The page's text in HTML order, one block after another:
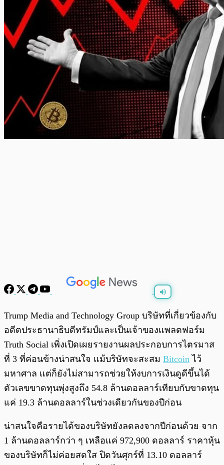
0:00 0:00
Trump Media and Technology Group บริษัทที่เกี่ยวข้องกับ
อดีตประธานาธิบดีทรัมป์และเป็นเจ้าของแพลตฟอร์ม
Truth Social เพิ่งเปิดเผยรายงานผลประกอบการไตรมาส
ที่ 3 ที่ค่อนข้างน่าสนใจ แม้บริษัทจะสะสม Bitcoin ไว้
มหาศาล แต่ก็ยังไม่สามารถช่วยให้งบการเงินดูดีขึ้นได้
ตัวเลขขาดทุนพุ่งสูงถึง 54.8 ล้านดอลลาร์เทียบกับขาดทุน
แค่ 19.3 ล้านดอลลาร์ในช่วงเดียวกันของปีก่อน
น่าสนใจคือรายได้ของบริษัทยังลดลงจากปีก่อนด้วย จาก
1 ล้านดอลลาร์กว่า ๆ เหลือแค่ 972,900 ดอลลาร์ ราคาหุ้น
ของบริษัทก็ไม่ค่อยสดใส ปิดวันศุกร์ที่ 13.10 ดอลลาร์